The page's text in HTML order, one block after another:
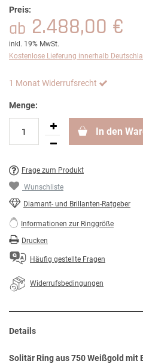
Preis:
ab 2.488,00 €
inkl. 19% MwSt.
Kostenlose Lieferung innerhalb
1 Monat Widerrufsrecht
Menge:
In den
Frage zum Produkt
Wunschliste
Diamant- und Brillanten-Ratgeber
Informationen zur Ringgröße
Drucken
Häufig gestellte Fragen
Widerrufsbedingungen
Details
Solitär Ring aus 750 Weißgold mit